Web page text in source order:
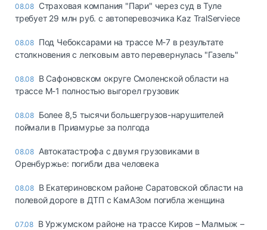
08.08 Страховая компания "Пари" через суд в Туле
требует 29 млн руб. с автоперевозчика Kaz TralServiece
08.08 Под Чебоксарами на трассе М-7 в результате
столкновения с легковым авто перевернулась "Газель"
08.08 В Сафоновском округе Смоленской области на
трассе М-1 полностью выгорел грузовик
08.08 Более 8,5 тысячи большегрузов-нарушителей
поймали в Приамурье за полгода
08.08 Автокатастрофа с двумя грузовиками в
Оренбуржье: погибли два человека
08.08 В Екатериновском районе Саратовской области на
полевой дороге в ДТП с КамАЗом погибла женщина
07.08 В Уржумском районе на трассе Киров – Малмыж –